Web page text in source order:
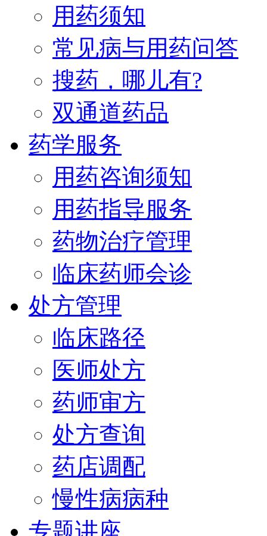
用药须知
常见病与用药问答
搜药，哪儿有?
双通道药品
药学服务
用药咨询须知
用药指导服务
药物治疗管理
临床药师会诊
处方管理
临床路径
医师处方
药师审方
处方查询
药店调配
慢性病病种